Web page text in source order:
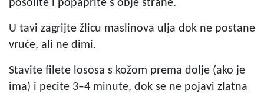
posolite i popaprite s obje strane.
U tavi zagrijte žlicu maslinova ulja dok ne postane
vruće, ali ne dimi.
Stavite filete lososa s kožom prema dolje (ako je
ima) i pecite 3–4 minute, dok se ne pojavi zlatna